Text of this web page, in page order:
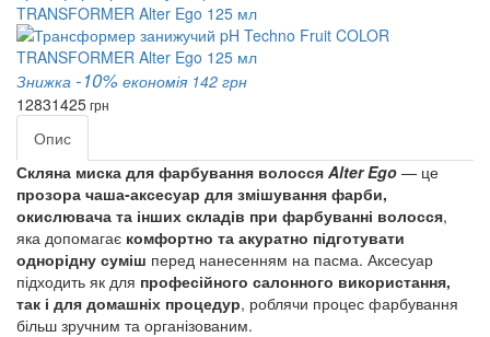
TRANSFORMER Alter Ego 125 мл
Знижка -10% економія 142 грн
12831425грн
Опис
Скляна миска для фарбування волосся Alter Ego — це
прозора чаша-аксесуар для змішування фарби,
окислювача та інших складів при фарбуванні волосся,
яка допомагає комфортно та акуратно підготувати
однорідну суміш перед нанесенням на пасма. Аксесуар
підходить як для професійного салонного використання,
так і для домашніх процедур, роблячи процес фарбування
більш зручним та організованим.